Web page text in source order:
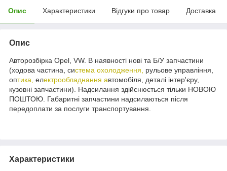
Опис Характеристики Відгуки про товар Доставка
Опис
Авторозбірка Opel, VW. В наявності нові та Б/У запчастини
(ходова частина, система охолодження, рульове управління,
оптика, електрообладнання автомобіля, деталі інтер'єру,
кузовні запчастини). Надсилання здійснюється тільки НОВОЮ
ПОШТОЮ. Габаритні запчастини надсилаються після
передоплати за послуги транспортування.
Характеристики